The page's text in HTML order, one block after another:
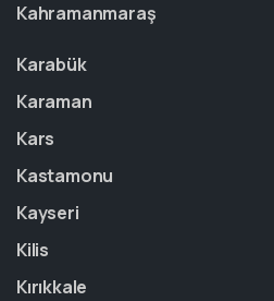
Kahramanmaraş
Karabük
Karaman
Kars
Kastamonu
Kayseri
Kilis
Kırıkkale